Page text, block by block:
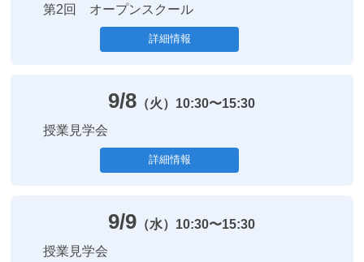
第2回 オープンスクール
詳細情報
9/8 （火） 10:30〜15:30
授業見学会
詳細情報
9/9 （水） 10:30〜15:30
授業見学会